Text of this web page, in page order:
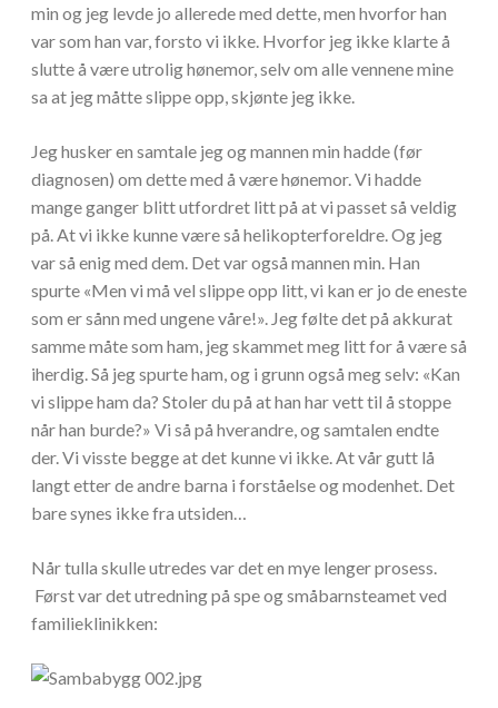
min og jeg levde jo allerede med dette, men hvorfor han
var som han var, forsto vi ikke. Hvorfor jeg ikke klarte å
slutte å være utrolig hønemor, selv om alle vennene mine
sa at jeg måtte slippe opp, skjønte jeg ikke.
Jeg husker en samtale jeg og mannen min hadde (før
diagnosen) om dette med å være hønemor. Vi hadde
mange ganger blitt utfordret litt på at vi passet så veldig
på. At vi ikke kunne være så helikopterforeldre. Og jeg
var så enig med dem. Det var også mannen min. Han
spurte «Men vi må vel slippe opp litt, vi kan er jo de eneste
som er sånn med ungene våre!». Jeg følte det på akkurat
samme måte som ham, jeg skammet meg litt for å være så
iherdig. Så jeg spurte ham, og i grunn også meg selv: «Kan
vi slippe ham da? Stoler du på at han har vett til å stoppe
når han burde?» Vi så på hverandre, og samtalen endte
der. Vi visste begge at det kunne vi ikke. At vår gutt lå
langt etter de andre barna i forståelse og modenhet. Det
bare synes ikke fra utsiden…
Når tulla skulle utredes var det en mye lenger prosess.
Først var det utredning på spe og småbarnsteamet ved
familieklinikken: